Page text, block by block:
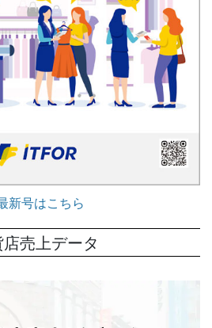
新号はこちら
売上データ